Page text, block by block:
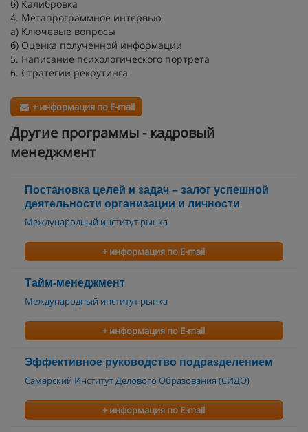
б) Калибровка
4. Метапрограммное интервью
а) Ключевые вопросы
б) Оценка полученной информации
5. Написание психологического портрета
6. Стратегии рекрутинга
+ информация по E-mail
Другие программы - кадровый
менеджмент
Постановка целей и задач – залог успешной
деятельности организации и личности
Международный институт рынка
+ информация по E-mail
Тайм-менеджмент
Международный институт рынка
+ информация по E-mail
Эффективное руководство подразделением
Самарский Институт Делового Образования (СИДО)
+ информация по E-mail